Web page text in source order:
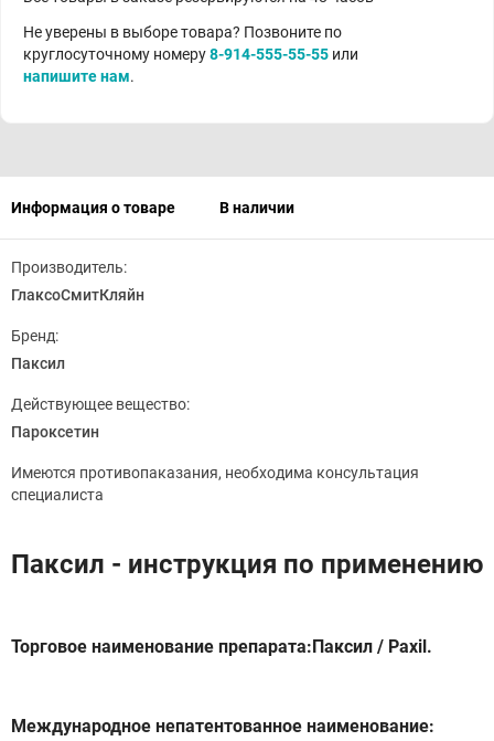
Не уверены в выборе товара? Позвоните по
круглосуточному номеру8-914-555-55-55 или
напишите нам.
Информация о товаре В наличии
Производитель:
ГлаксоСмитКляйн
Бренд:
Паксил
Действующее вещество:
Пароксетин
Имеются противопаказания, необходима консультация
специалиста
Паксил - инструкция по применению
Торговое наименование препарата:Паксил / Paxil.
Международное непатентованное наименование: